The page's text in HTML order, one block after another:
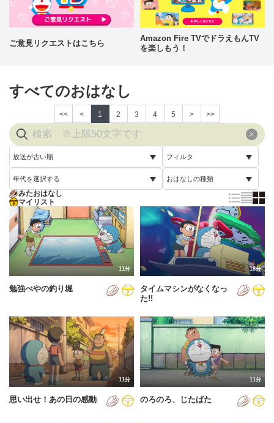
ご意見リクエストはこちら
Amazon Fire TVでドラえもんTV
を楽しもう！
すべてのおはなし
<< < 1 2 3 4 5 > >>
放送が古い順
放送が古い順
放送が新しい順
配信が古い順
配信が新しい順
あいうえお順(降順)
動画が長い順
動画が短い順
フィルタ
すべて
未視聴
年代を選択する
すべて
2005年
2006年
2007年
2008年
2011年
2012年
2013年
おはなしの種類
通常回
誕生日スペシャル
みたおはなし
マイリスト
11分
勉強べやの釣り堀
18分
タイムマシンがなくなっ
た!!
11分
思い出せ！あの日の感動
11分
のろのろ、じたばた